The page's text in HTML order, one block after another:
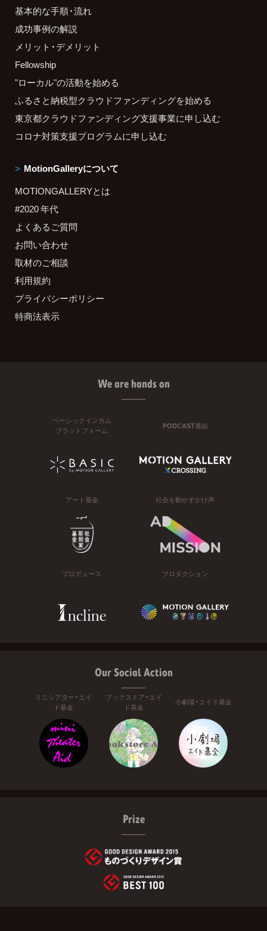
基本的な手順・流れ
成功事例の解説
メリット・デメリット
Fellowship
"ローカル"の活動を始める
ふるさと納税型クラウドファンディングを始める
東京都クラウドファンディング支援事業に申し込む
コロナ対策支援プログラムに申し込む
MotionGalleryについて
MOTIONGALLERYとは
#2020 年代
よくあるご質問
お問い合わせ
取材のご相談
利用規約
プライバシーポリシー
特商法表示
We are hands on
ベーシックインカム
プラットフォーム
PODCAST番組
アート基金 社会を動かすかけ声
プロデュース プロダクション
Our Social Action
ミニシアター・エイ
ド基金
ブックストア・エイ
ド基金
小劇場・エイド基金
Prize